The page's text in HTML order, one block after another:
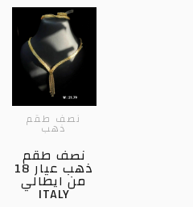
نصف طقم
ذهب
نصف طقم
ذهب عيار 18
من ايطالي
ITALY